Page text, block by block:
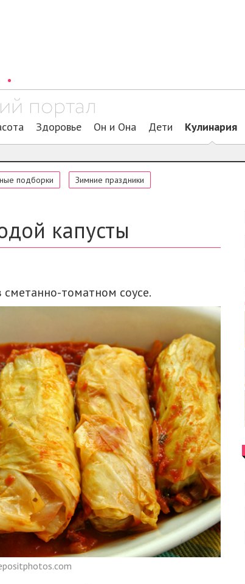
Здоровье Он и Она Дети Кулинария
подборки Зимние праздники
капусты
томатном соусе.